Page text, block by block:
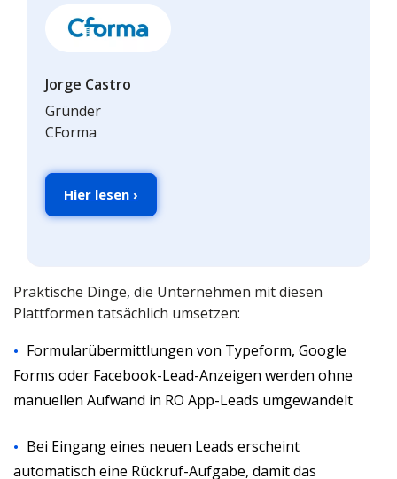
Jorge Castro
Gründer
CForma
Hier lesen ›
Praktische Dinge, die Unternehmen mit diesen
Plattformen tatsächlich umsetzen:
Formularübermittlungen von Typeform, Google
Forms oder Facebook-Lead-Anzeigen werden ohne
manuellen Aufwand in RO App-Leads umgewandelt
Bei Eingang eines neuen Leads erscheint
automatisch eine Rückruf-Aufgabe, damit das